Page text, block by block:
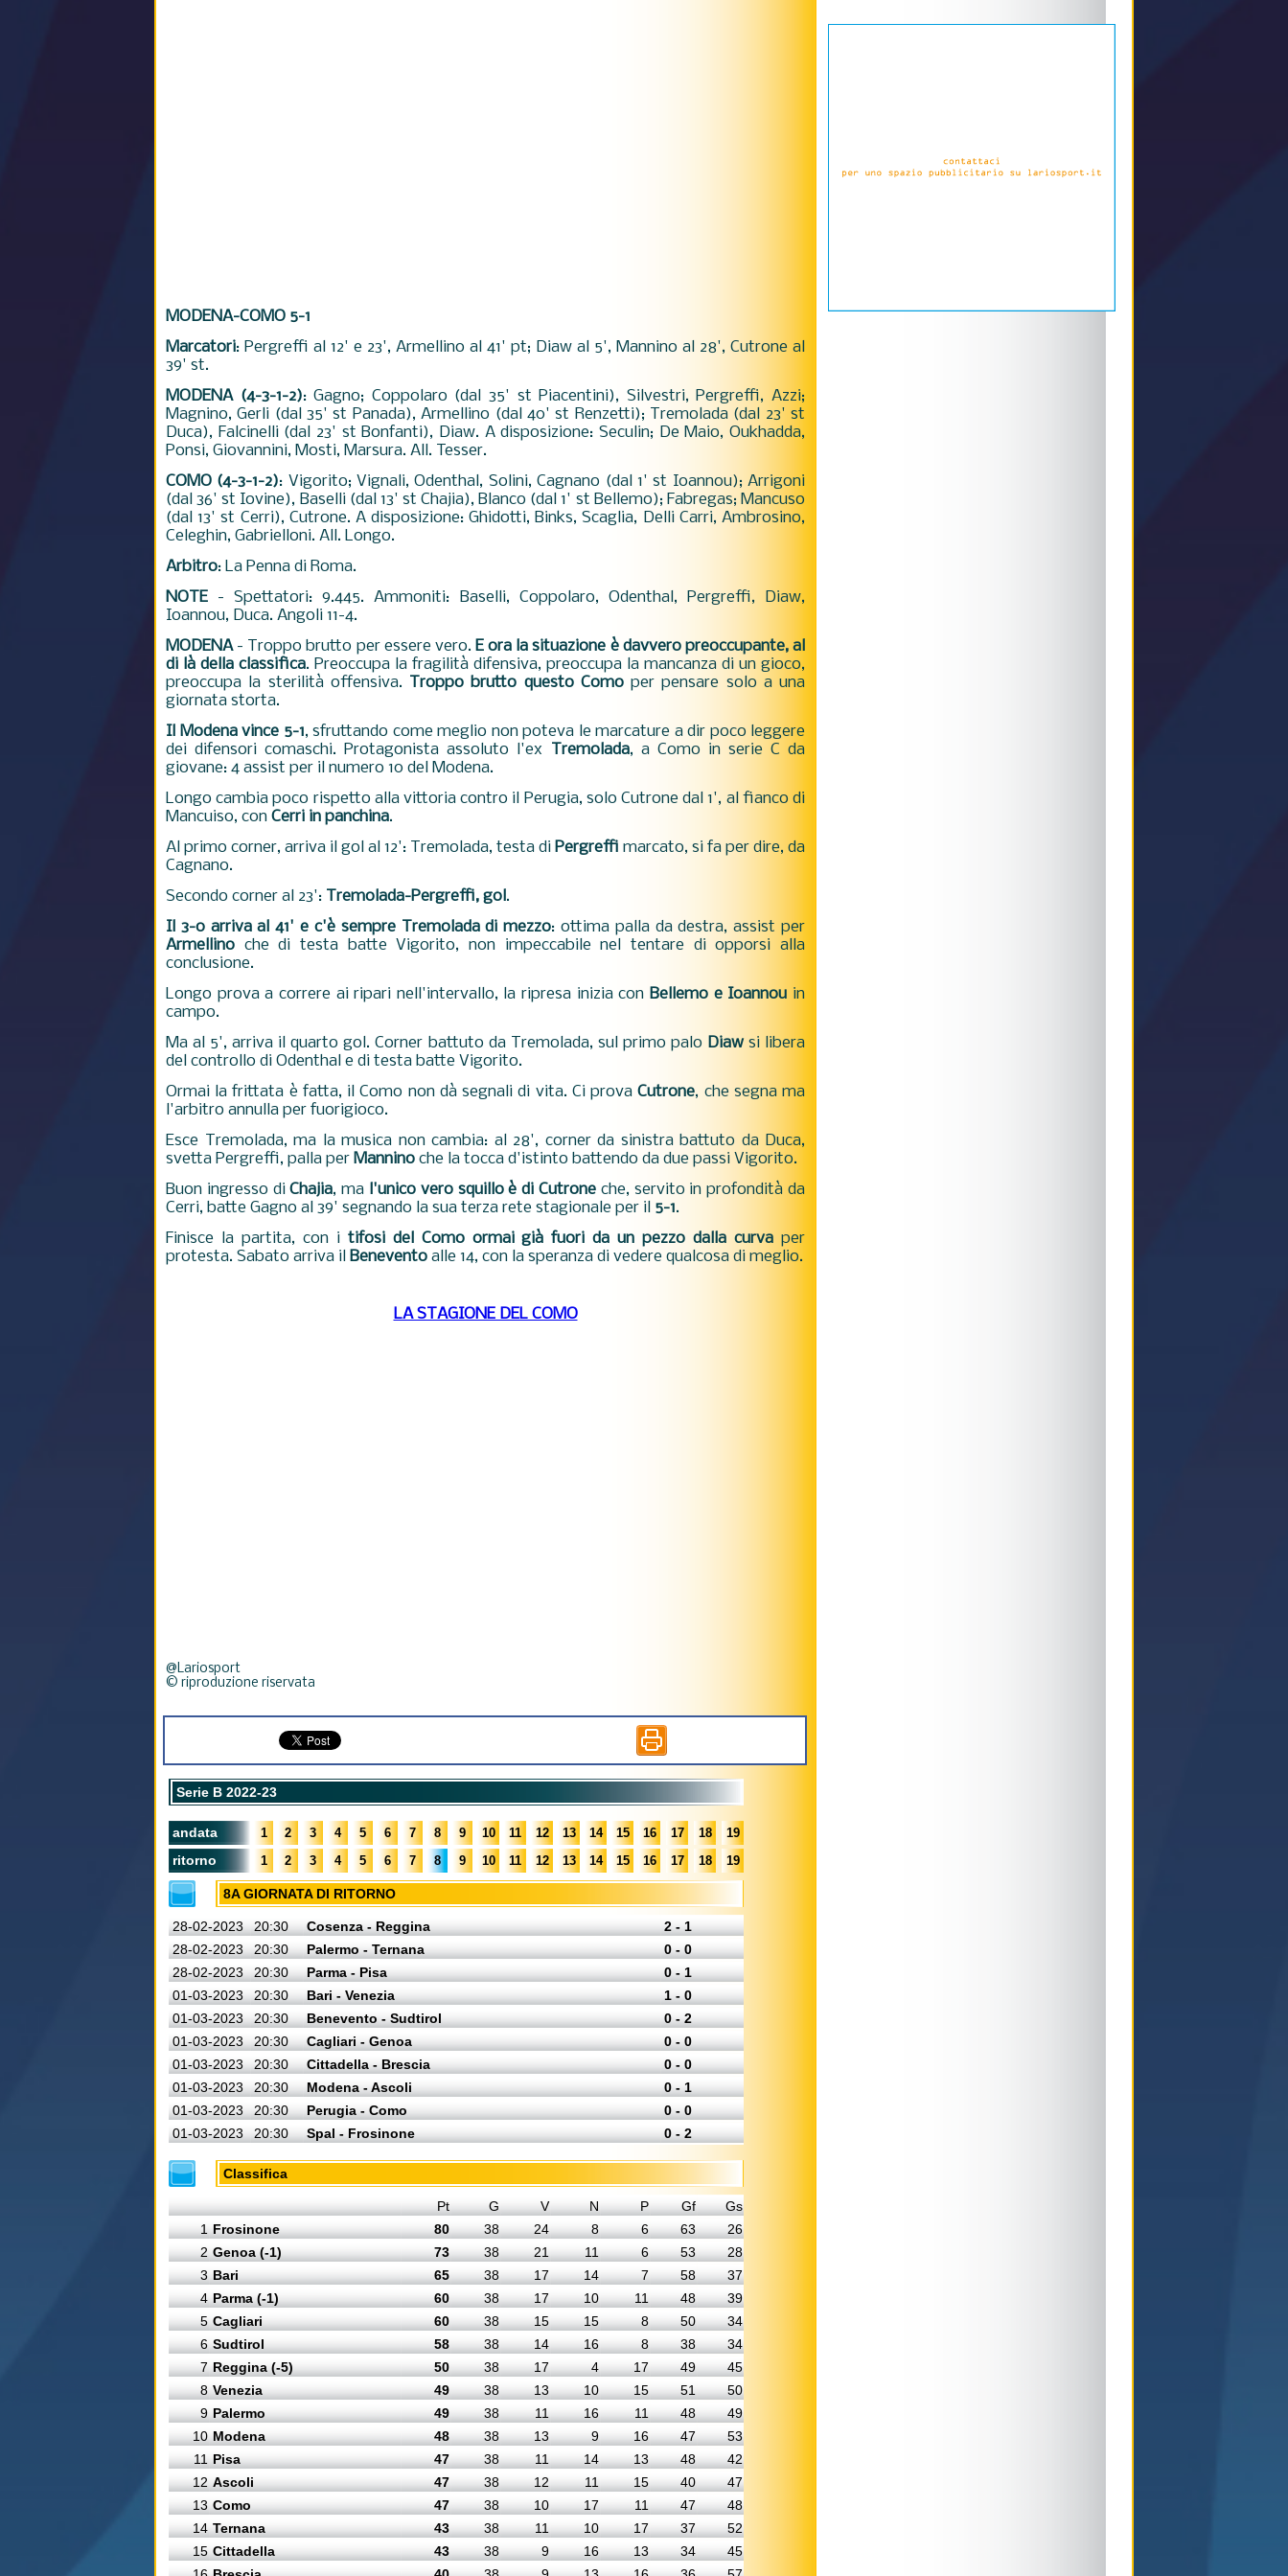
MODENA-COMO 5-1
Marcatori: Pergreffi al 12' e 23', Armellino al 41' pt; Diaw al 5', Mannino al 28', Cutrone al
39' st.
MODENA (4-3-1-2): Gagno; Coppolaro (dal 35' st Piacentini), Silvestri, Pergreffi, Azzi;
Magnino, Gerli (dal 35' st Panada), Armellino (dal 40' st Renzetti); Tremolada (dal 23' st
Duca), Falcinelli (dal 23' st Bonfanti), Diaw. A disposizione: Seculin; De Maio, Oukhadda,
Ponsi, Giovannini, Mosti, Marsura. All. Tesser.
COMO (4-3-1-2): Vigorito; Vignali, Odenthal, Solini, Cagnano (dal 1' st Ioannou); Arrigoni
(dal 36' st Iovine), Baselli (dal 13' st Chajia), Blanco (dal 1' st Bellemo); Fabregas; Mancuso
(dal 13' st Cerri), Cutrone. A disposizione: Ghidotti, Binks, Scaglia, Delli Carri, Ambrosino,
Celeghin, Gabrielloni. All. Longo.
Arbitro: La Penna di Roma.
NOTE - Spettatori: 9.445. Ammoniti: Baselli, Coppolaro, Odenthal, Pergreffi, Diaw,
Ioannou, Duca. Angoli 11-4.
MODENA- Troppo brutto per essere vero. E ora la situazione è davvero preoccupante, al
di là della classifica. Preoccupa la fragilità difensiva, preoccupa la mancanza di un gioco,
preoccupa la sterilità offensiva. Troppo brutto questo Comoper pensare solo a una
giornata storta.
Il Modena vince 5-1, sfruttando come meglio non poteva le marcature a dir poco leggere
dei difensori comaschi. Protagonista assoluto l'ex Tremolada, a Como in serie C da
giovane: 4 assist per il numero 10 del Modena.
Longo cambia poco rispetto alla vittoria contro il Perugia, solo Cutrone dal 1', al fianco di
Mancuiso, con Cerri in panchina.
Al primo corner, arriva il gol al 12': Tremolada, testa di Pergreffi marcato, si fa per dire, da
Cagnano.
Secondo corner al 23': Tremolada-Pergreffi, gol.
Il 3-0 arriva al 41' e c'è sempre Tremolada di mezzo: ottima palla da destra, assist per
Armellino che di testa batte Vigorito, non impeccabile nel tentare di opporsi alla
conclusione.
Longo prova a correre ai ripari nell'intervallo, la ripresa inizia conBellemo e Ioannou in
campo.
Ma al 5', arriva il quarto gol. Corner battuto da Tremolada, sul primo palo Diawsi libera
del controllo di Odenthal e di testa batte Vigorito.
Ormai la frittata è fatta, il Como non dà segnali di vita. Ci provaCutrone, che segna ma
l'arbitro annulla per fuorigioco.
Esce Tremolada, ma la musica non cambia: al 28', corner da sinistra battuto da Duca,
svetta Pergreffi, palla per Mannino che la tocca d'istinto battendo da due passi Vigorito.
Buon ingresso diChajia, ma l'unico vero squillo è di Cutrone che, servito in profondità da
Cerri, batte Gagno al 39' segnando la sua terza rete stagionale per il 5-1.
Finisce la partita, con i tifosi del Como ormai già fuori da un pezzo dalla curva per
protesta. Sabato arriva il Benevento alle 14, con la speranza di vedere qualcosa di meglio.
LA STAGIONE DEL COMO
@Lariosport
© riproduzione riservata
Serie B 2022-23
andata 1 2 3 4 5 6 7 8 9 10 11 12 13 14 15 16 17 18 19
ritorno 1 2 3 4 5 6 7 8 9 10 11 12 13 14 15 16 17 18 19
8A GIORNATA DI RITORNO
28-02-2023 20:30 Cosenza - Reggina
2 - 1
28-02-2023
20:30 Palermo - Ternana
0 - 0
28-02-2023
20:30 Parma - Pisa
0 - 1
01-03-2023
20:30 Bari - Venezia
1 - 0
01-03-2023
20:30 Benevento - Sudtirol
0 - 2
01-03-2023
20:30 Cagliari - Genoa
0 - 0
01-03-2023
20:30 Cittadella - Brescia
0 - 0
01-03-2023
20:30 Modena - Ascoli
0 - 1
01-03-2023
20:30 Perugia - Como
0 - 0
01-03-2023
20:30 Spal - Frosinone 0 - 2
Classifica
Pt G V N P Gf
Gs
1 Frosinone 80 38 24 8 6 63
26
2 Genoa (-1) 73 38 21 11 6 53
28
3 Bari 65 38 17 14 7 58
37
4 Parma (-1) 60 38 17 10 11 48
39
5 Cagliari 60 38 15 15 8 50
34
6 Sudtirol 58 38 14 16 8 38
34
7 Reggina (-5) 50 38 17 4 17 49
45
8 Venezia 49 38 13 10 15 51
50
9 Palermo 49 38 11 16 11 48
49
10 Modena 48 38 13 9 16 47
53
11 Pisa 47 38 11 14 13 48
42
12 Ascoli 47 38 12 11 15 40
47
13 Como 47 38 10 17 11 47
48
14 Ternana 43 38 11 10 17 37
52
15 Cittadella 43 38 9 16 13 34
45